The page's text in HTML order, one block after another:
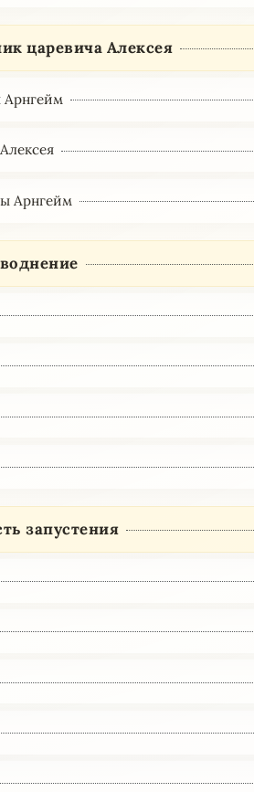
царевича Алексея
Арнгейм
Арнгейм
запустения